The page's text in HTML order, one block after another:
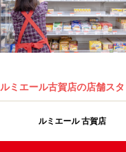
ルミエール古賀店の店舗ス
ルミエール 古賀店